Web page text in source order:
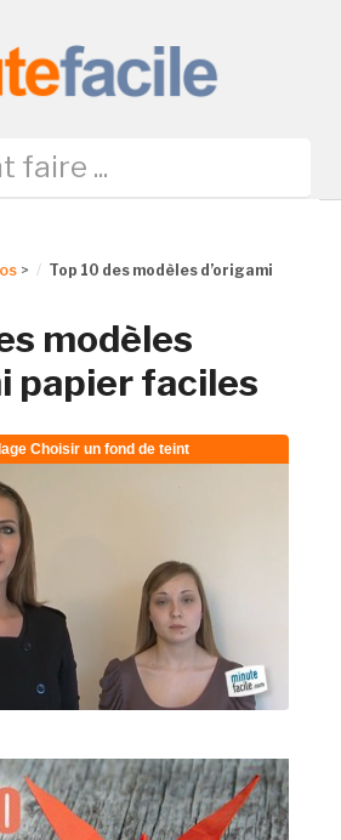
>
Top 10 des modèles d’origami
modèles
papier faciles